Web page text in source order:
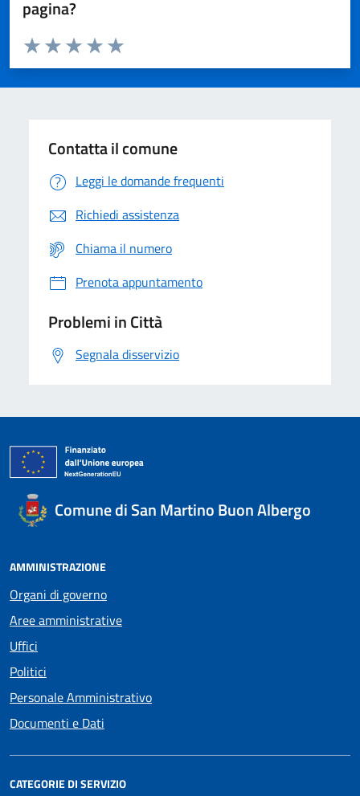
pagina?
Domanda
Valuta da 1 a 5 stelle la pagina
Valuta 5 stelle su 5
Valuta 4 stelle su 5
Valuta 3 stelle su 5
Valuta 2 stelle su 5
Valuta 1 stelle su 5
Contatta il comune
Leggi le domande frequenti
Richiedi assistenza
Chiama il numero
Prenota appuntamento
Problemi in Città
Segnala disservizio
Comune di San Martino Buon Albergo
AMMINISTRAZIONE
Organi di governo
Aree amministrative
Uffici
Politici
Personale Amministrativo
Documenti e Dati
CATEGORIE DI SERVIZIO